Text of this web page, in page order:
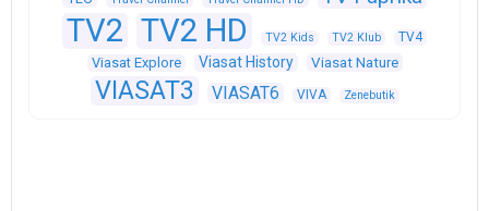
TV2 TV2 HD TV2 Kids TV2 Klub TV4
Viasat Explore Viasat History Viasat Nature
VIASAT3 VIASAT6 VIVA Zenebutik